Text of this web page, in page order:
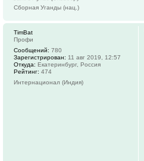
Сборная Уганды (нац.)
TimBat
Профи
Сообщений: 780
Зарегистрирован: 11 авг 2019, 12:57
Откуда: Екатеринбург, Россия
Рейтинг: 474
Интернационал (Индия)